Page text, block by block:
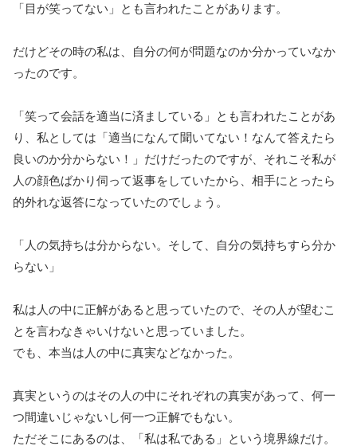
「目が笑ってない」とも言われたことがあります。
だけどその時の私は、自分の何が問題なのか分かっていなか
ったのです。
「笑って会話を適当に済ましている」とも言われたことがあ
り、私としては「適当になんて聞いてない！なんて答えたら
良いのか分からない！」だけだったのですが、それこそ私が
人の顔色ばかり伺って返事をしていたから、相手にとったら
的外れな返答になっていたのでしょう。
「人の気持ちは分からない。そして、自分の気持ちすら分か
らない」
私は人の中に正解があると思っていたので、その人が望むこ
とを言わなきゃいけないと思っていました。
でも、本当は人の中に真実などなかった。
真実というのはその人の中にそれぞれの真実があって、何一
つ間違いじゃないし何一つ正解でもない。
ただそこにあるのは、「私は私である」という境界線だけ。